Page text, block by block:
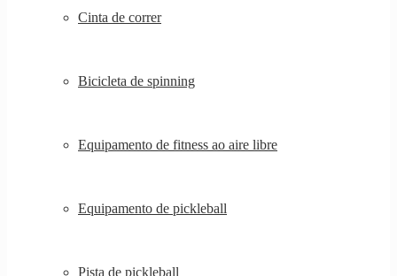
Cinta de correr
Bicicleta de spinning
Equipamento de fitness ao aire libre
Equipamento de pickleball
Pista de pickleball